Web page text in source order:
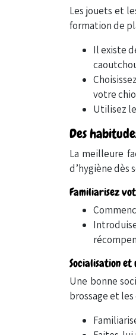
Les jouets et
formation de
Il existe
votre
Utilisez
Des
La meilleure
d’hygiène dès
Familiarisez
Socialisation
Une bonne
brossage et